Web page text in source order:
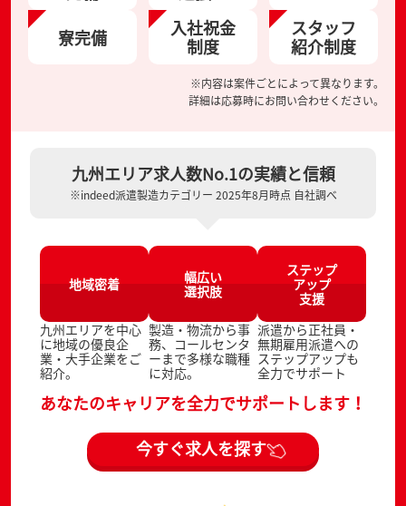
寮完備 入社祝金
制度
スタッフ
紹介制度
※内容は案件ごとによって異なります。
詳細は応募時にお問い合わせください。
九州エリア求人数No.1の実績と信頼
※indeed派遣製造カテゴリー 2025年8月時点 自社調べ
地域密着
九州エリアを中心
に地域の優良企
業・大手企業をご
紹介。
幅広い
選択肢
製造・物流から事
務、コールセンタ
ーまで多様な職種
に対応。
ステップ
アップ
支援
派遣から正社員・
無期雇用派遣への
ステップアップも
全力でサポート
あなたのキャリアを全力でサポートします！
今すぐ求人を探す